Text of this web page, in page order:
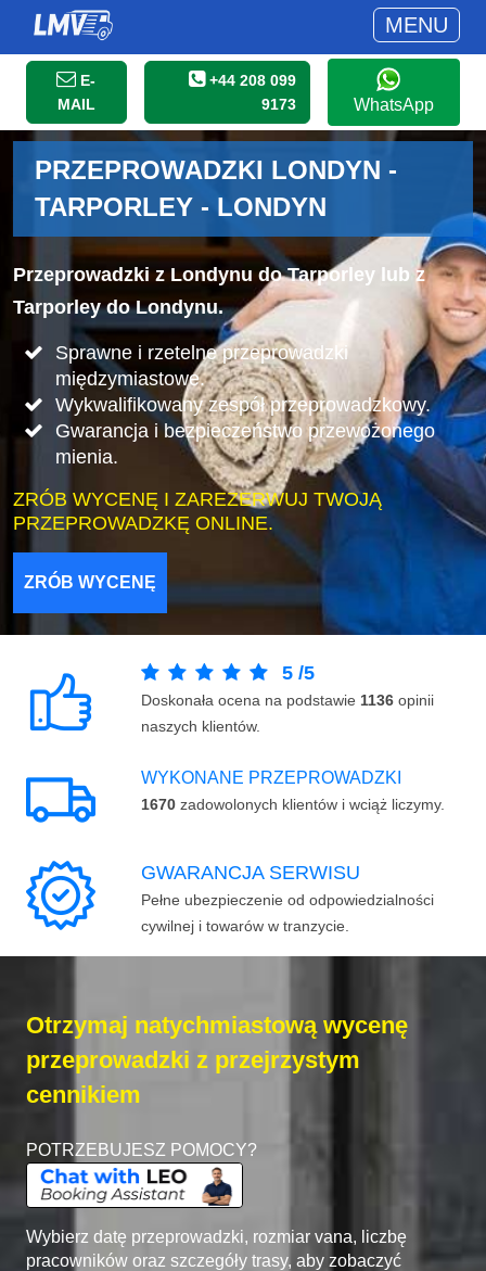
MENU
E-
MAIL
+44 208 099
9173
WhatsApp
PRZEPROWADZKI LONDYN -
TARPORLEY - LONDYN
Przeprowadzki z Londynu do Tarporley lub z
Tarporley do Londynu.
Sprawne i rzetelne przeprowadzki
międzymiastowe.
Wykwalifikowany zespół przeprowadzkowy.
Gwarancja i bezpieczeństwo przewożonego
mienia.
ZRÓB WYCENĘ I ZAREZERWUJ TWOJĄ
PRZEPROWADZKĘ ONLINE.
ZRÓB WYCENĘ
5 /5
Doskonała ocena na podstawie 1136 opinii
naszych klientów.
WYKONANE PRZEPROWADZKI
1670 zadowolonych klientów i wciąż liczymy.
GWARANCJA SERWISU
Pełne ubezpieczenie od odpowiedzialności
cywilnej i towarów w tranzycie.
Otrzymaj natychmiastową wycenę
przeprowadzki z przejrzystym
cennikiem
POTRZEBUJESZ POMOCY?
Wybierz datę przeprowadzki, rozmiar vana, liczbę
pracowników oraz szczegóły trasy, aby zobaczyć